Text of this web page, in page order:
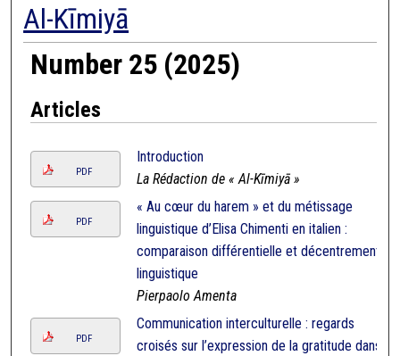
Digital Commons Network™
Al-Kīmiyā
Number 25 (2025)
Articles
PDF
Introduction
La Rédaction de « Al-Kīmiyā »
PDF
« Au cœur du harem » et du métissage
linguistique d’Elisa Chimenti en italien :
comparaison différentielle et décentrement
linguistique
Pierpaolo Amenta
PDF
Communication interculturelle : regards
croisés sur l’expression de la gratitude dans